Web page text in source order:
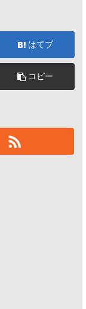
はてブ
コピー